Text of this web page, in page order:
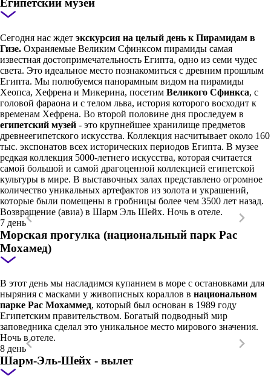
Египетский музей
Сегодня нас ждет экскурсия на целый день к Пирамидам в
Гизе. Охраняемые Великим Сфинксом пирамиды самая
известная достопримечательность Египта, одно из семи чудес
света. Это идеальное место познакомиться с древним прошлым
Египта. Мы полюбуемся панорамным видом на пирамиды
Хеопса, Хефрена и Микерина, посетим Великого Сфинкса, с
головой фараона и с телом льва, история которого восходит к
временам Хефрена. Во второй половине дня проследуем в
египетский музей - это крупнейшее хранилище предметов
древнеегипетского искусства. Коллекция насчитывает около 160
тыс. экспонатов всех исторических периодов Египта. В музее
редкая коллекция 5000-летнего искусства, которая считается
самой большой и самой драгоценной коллекцией египетской
культуры в мире. В выставочных залах представлено огромное
количество уникальных артефактов из золота и украшений,
которые были помещены в гробницы более чем 3500 лет назад.
Возвращение (авиа) в Шарм Эль Шейх. Ночь в отеле.
7 день
Морская прогулка (национальный парк Рас
Мохамед)
В этот день мы насладимся купанием в море с остановками для
ныряния с масками у живописных кораллов в национальном
парке Рас Мохаммед, который был основан в 1989 году
Египетским правительством. Богатый подводный мир
заповедника сделал это уникальное место мирового значения.
Ночь в отеле.
8 день
Шарм-Эль-Шейх - вылет